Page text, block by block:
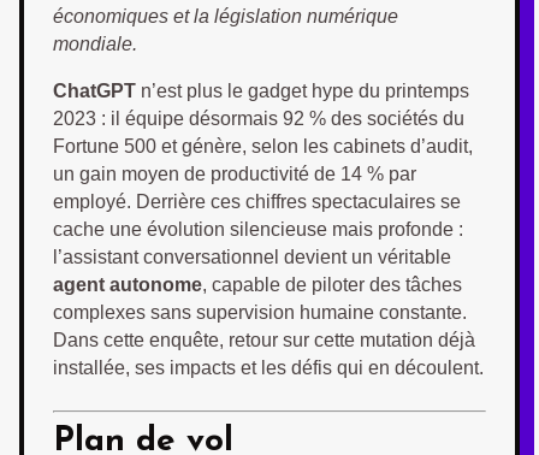
économiques et la législation numérique
mondiale.
ChatGPT n’est plus le gadget hype du printemps
2023 : il équipe désormais 92 % des sociétés du
Fortune 500 et génère, selon les cabinets d’audit,
un gain moyen de productivité de 14 % par
employé. Derrière ces chiffres spectaculaires se
cache une évolution silencieuse mais profonde :
l’assistant conversationnel devient un véritable
agent autonome, capable de piloter des tâches
complexes sans supervision humaine constante.
Dans cette enquête, retour sur cette mutation déjà
installée, ses impacts et les défis qui en découlent.
Plan de vol